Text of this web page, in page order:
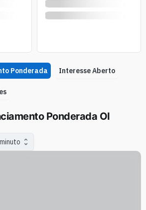
Ponderada Interesse Aberto
Ponderada OI